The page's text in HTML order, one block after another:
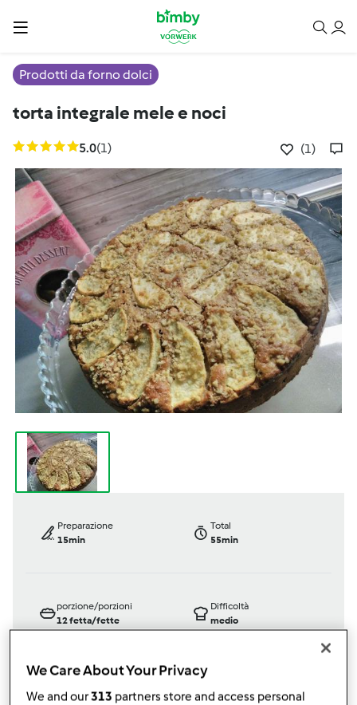
Prodotti da forno dolci
torta integrale mele e noci
5.0(1) (1)
Preparazione
15min
Total
55min
porzione/porzioni
12fetta/fette
Difficoltà
medio
Bimby ® TM 5
We Care About Your Privacy
We and our313 partners store and access personal